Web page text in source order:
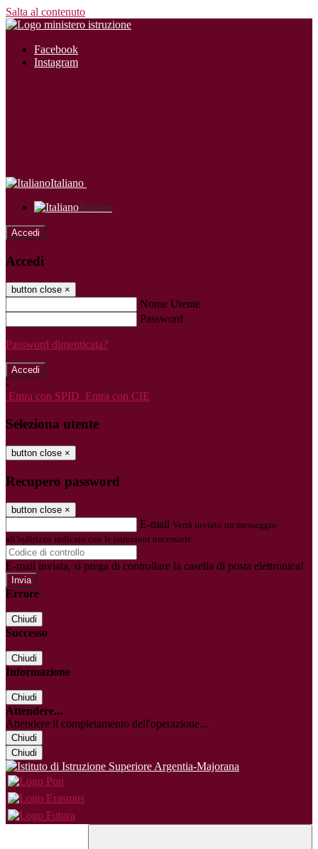
Salta al contenuto
Facebook
Instagram
Italiano
Italiano
Accedi
Accedi
button close ×
Nome Utente
Password
Password dimenticata?
-
Entra con SPID Entra con CIE
Seleziona utente
button close ×
Recupero password
button close ×
E-mail Verrà inviato un messaggio
all'indirizzo indicato con le istruzioni necessarie.
E-mail inviata, si prega di controllare la casella di posta elettronica!
Errore
Chiudi
Successo
Chiudi
Informazione
Chiudi
Attendere...
Attendere il completamento dell'operazione...
Chiudi
Chiudi